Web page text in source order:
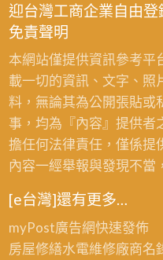
迎台灣工商企業自由登
免責聲明
本網站僅提供資訊參考平
載一切的資訊、文字、照
料，無論其為公開張貼或
事，均為『內容』提供者
擔任何法律責任，僅係提
內容一經舉報與發現不當
[e台灣]還有更多…
myPost廣告網快速發佈
房屋修繕水電維修廠商名